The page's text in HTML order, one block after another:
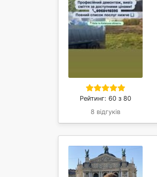
Рейтинг: 60 з 80
8 відгуків